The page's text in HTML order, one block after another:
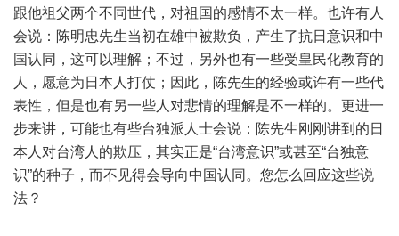
跟他祖父两个不同世代，对祖国的感情不太一样。也许有人
会说：陈明忠先生当初在雄中被欺负，产生了抗日意识和中
国认同，这可以理解；不过，另外也有一些受皇民化教育的
人，愿意为日本人打仗；因此，陈先生的经验或许有一些代
表性，但是也有另一些人对悲情的理解是不一样的。更进一
步来讲，可能也有些台独派人士会说：陈先生刚刚讲到的日
本人对台湾人的欺压，其实正是“台湾意识”或甚至“台独意
识”的种子，而不见得会导向中国认同。您怎么回应这些说
法？